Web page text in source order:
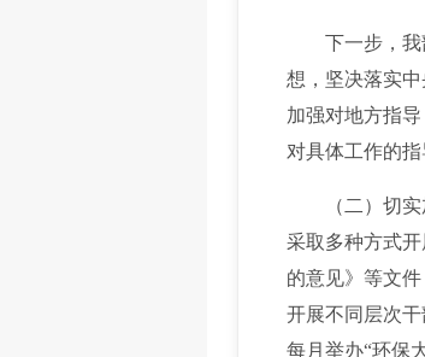
下一步，我部
想，坚决落实
加强对地方指
对具体工作的
（二）切实加
采取多种方式
的意见》等文
开展不同层次
每月举办“环保